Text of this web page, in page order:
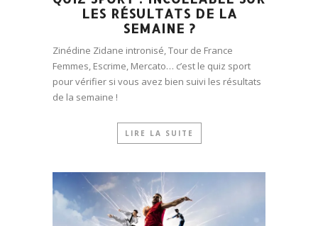
LES RÉSULTATS DE LA
SEMAINE ?
Zinédine Zidane intronisé, Tour de France
Femmes, Escrime, Mercato… c’est le quiz sport
pour vérifier si vous avez bien suivi les résultats
de la semaine !
LIRE LA SUITE